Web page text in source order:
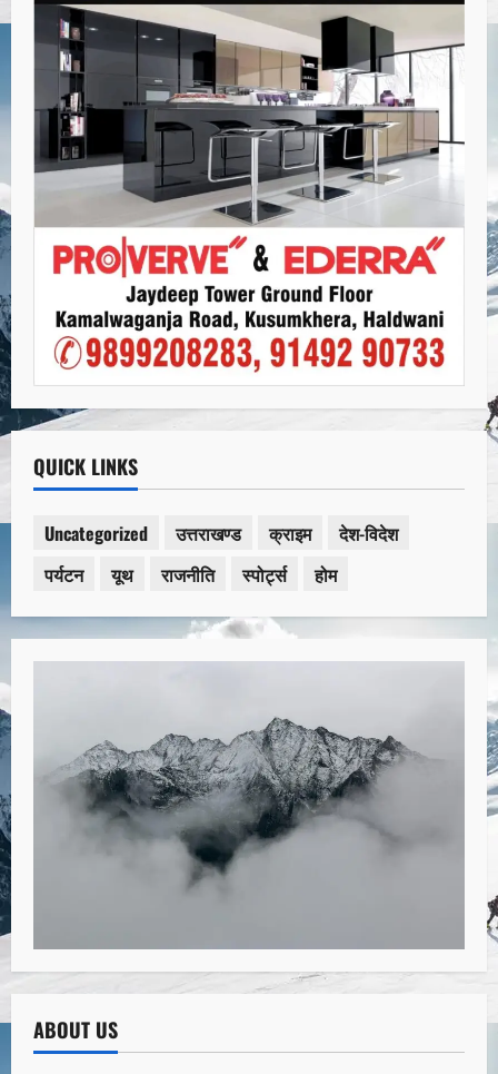
QUICK LINKS
Uncategorized उत्तराखण्ड क्राइम
देश-विदेश
पर्यटन
यूथ राजनीति स्पोर्ट्स होम
ABOUT US